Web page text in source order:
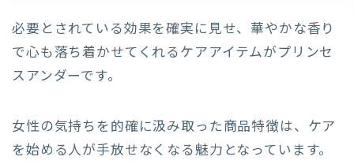
必要とされている効果を確実に見せ、華やかな香り
で心も落ち着かせてくれるケアアイテムがプリンセ
スアンダーです。
女性の気持ちを的確に汲み取った商品特徴は、ケア
を始める人が手放せなくなる魅力となっています。